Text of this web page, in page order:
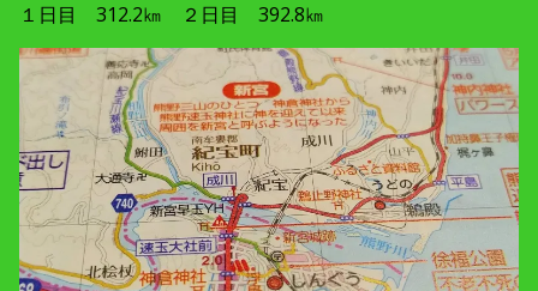
１日目 312.2㎞ ２日目 392.8㎞